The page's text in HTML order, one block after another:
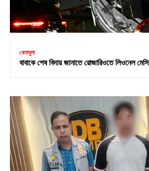
খেলাধুলা
বাবাকে শেষ বিদায় জানাতে রোজারিওতে লিওনেল মেসি